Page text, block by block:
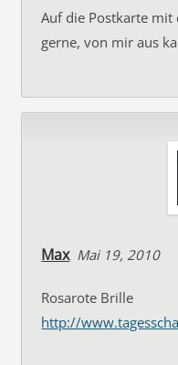
Auf die Postkarte
gerne, von mir aus
Max Mai 19, 2010
Rosarote Brille
http://